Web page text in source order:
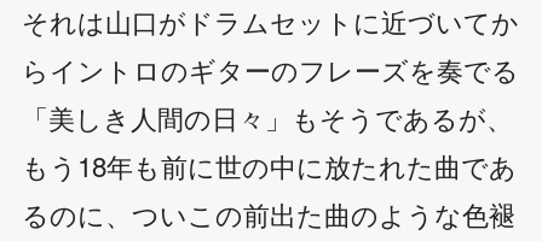
それは山口がドラムセットに近づいてか
らイントロのギターのフレーズを奏でる
「美しき人間の日々」もそうであるが、
もう18年も前に世の中に放たれた曲であ
るのに、ついこの前出た曲のような色褪